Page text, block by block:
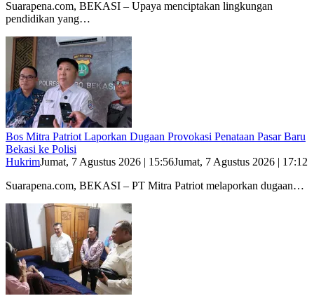
Suarapena.com, BEKASI – Upaya menciptakan lingkungan
pendidikan yang…
Bos Mitra Patriot Laporkan Dugaan Provokasi Penataan Pasar Baru
Bekasi ke Polisi
HukrimJumat, 7 Agustus 2026 | 15:56Jumat, 7 Agustus 2026 | 17:12
Suarapena.com, BEKASI – PT Mitra Patriot melaporkan dugaan…